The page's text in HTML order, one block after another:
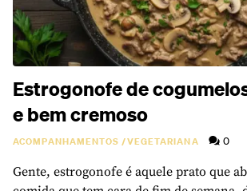
Estrogonofe de
e bem cremoso
ACOMPANHAMENTOS /VEGETARIANA 0
Gente, estrogonofe é aquele prato que